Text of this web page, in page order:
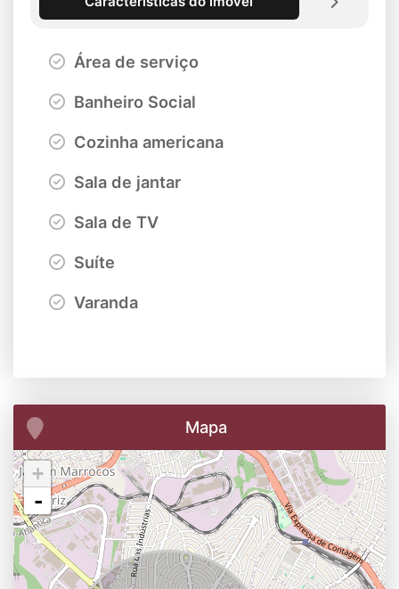
Área de serviço
Banheiro Social
Cozinha americana
Sala de jantar
Sala de TV
Suíte
Varanda
Mapa
+
-